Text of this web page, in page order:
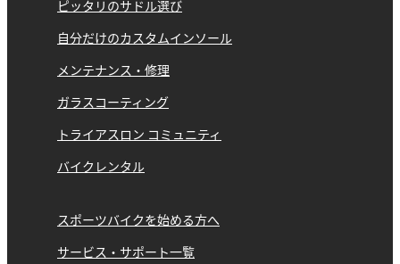
ピッタリのサドル選び
自分だけのカスタムインソール
メンテナンス・修理
ガラスコーティング
トライアスロン コミュニティ
バイクレンタル
スポーツバイクを始める方へ
サービス・サポート一覧